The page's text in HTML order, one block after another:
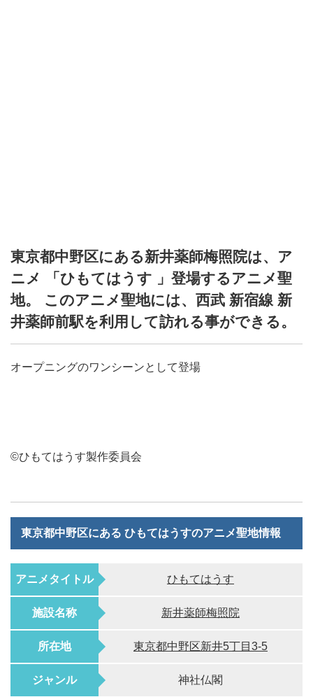
東京都中野区にある新井薬師梅照院は、ア
ニメ 「ひもてはうす 」登場するアニメ聖
地。 このアニメ聖地には、西武 新宿線 新
井薬師前駅を利用して訪れる事ができる。
オープニングのワンシーンとして登場
©ひもてはうす製作委員会
東京都中野区にある ひもてはうすのアニメ聖地情報
アニメタイトル ひもてはうす
施設名称 新井薬師梅照院
所在地 東京都中野区新井5丁目3-5
ジャンル 神社仏閣